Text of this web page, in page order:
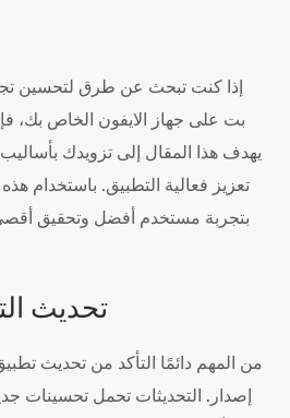
إذا كنت تبحث عن طرق لتحسين
بت على جهاز الايفون الخاص بك،
يهدف هذا المقال إلى تزويدك
تعزيز فعالية التطبيق. باستخدام
بتجربة مستخدم أفضل وتحقيق
1. تحديث
من المهم دائمًا التأكد من تحديث
إصدار. التحديثات تحمل تحسينات